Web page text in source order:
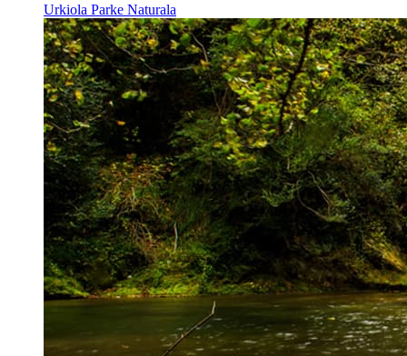
Urkiola Parke Naturala